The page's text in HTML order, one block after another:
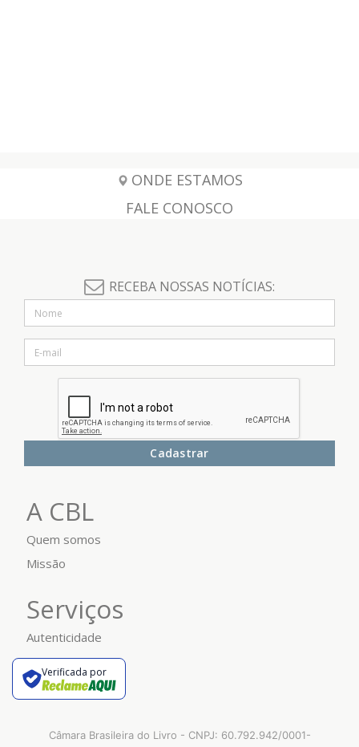
ONDE ESTAMOS
FALE CONOSCO
RECEBA NOSSAS NOTÍCIAS:
Cadastrar
A CBL
Quem somos
Missão
Serviços
Autenticidade
Verificada por
Câmara Brasileira do Livro - CNPJ: 60.792.942/0001-